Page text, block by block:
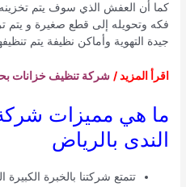
كما أن العفش الذي سوف يتم
فكه وتحويله إلى قطع صغيرة و يتم
جيدة التهوية وأماكن نظيفة يتم
اقرأ المزيد / شركة تنظيف خزانات
ما هي مميزات
الندى بالرياض
تتمتع شركتنا بالخبرة